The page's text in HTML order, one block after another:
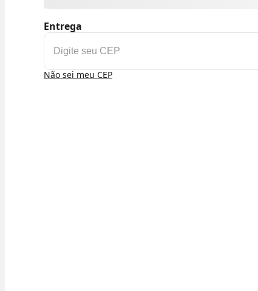
Entrega
Não sei meu CEP